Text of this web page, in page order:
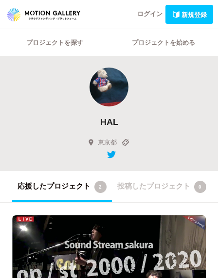
ログイン 新規登録
プロジェクトを探す プロジェクトを始める
HAL
東京都
応援したプロジェクト 2 投稿したプロジェクト 0